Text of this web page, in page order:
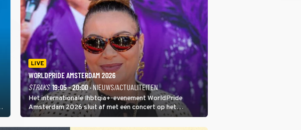
LIVE
WORLDPRIDE AMSTERDAM 2026
STRAKS 19:05 - 20:00· NIEUWS/ACTUALITEITEN
Het internationale lhbtqia+-evenement WorldPride
Amsterdam 2026 sluit af met een concert op het
Amsterdamse Museumplein. Anita Doth is een van de
optredende artiesten. In de jaren 90 veroverde ze de